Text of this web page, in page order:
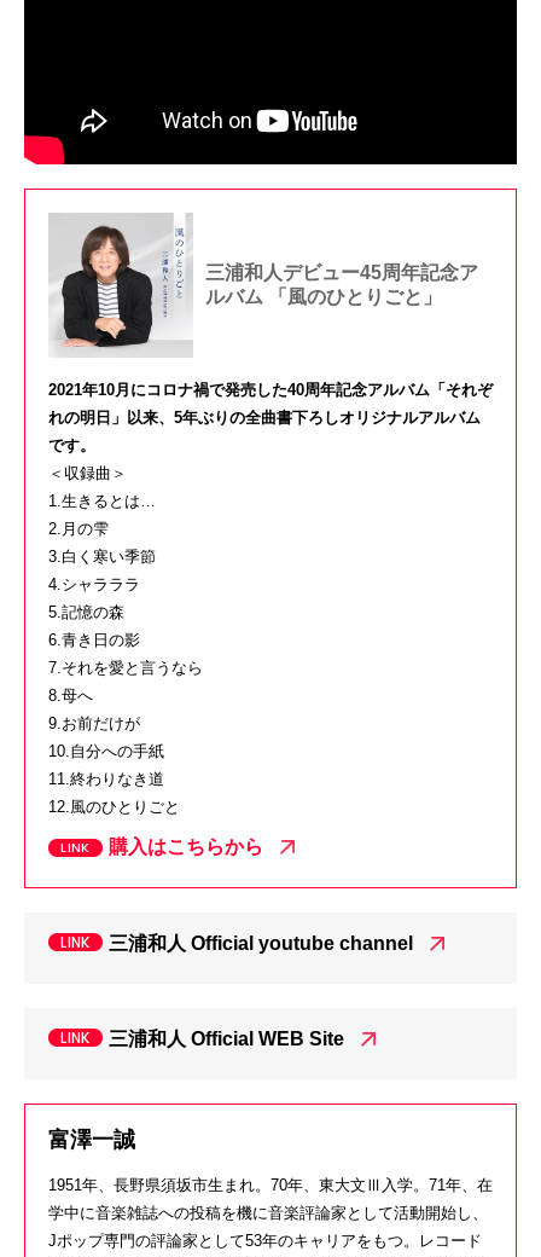
三浦和人デビュー45周年記念ア
ルバム 「風のひとりごと」
2021年10月にコロナ禍で発売した40周年記念アルバム「それぞ
れの明日」以来、5年ぶりの全曲書下ろしオリジナルアルバム
です。
＜収録曲＞
1.生きるとは…
2.月の雫
3.白く寒い季節
4.シャラララ
5.記憶の森
6.青き日の影
7.それを愛と言うなら
8.母へ
9.お前だけが
10.自分への手紙
11.終わりなき道
12.風のひとりごと
購入はこちらから
三浦和人 Official youtube channel
三浦和人 Official WEB Site
富澤一誠
1951年、長野県須坂市生まれ。70年、東大文Ⅲ入学。71年、在
学中に音楽雑誌への投稿を機に音楽評論家として活動開始し、
Jポップ専門の評論家として53年のキャリアをもつ。レコード